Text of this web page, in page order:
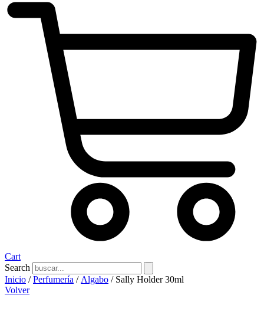
Cart
Search
Inicio /Perfumería / Algabo / Sally Holder 30ml
Volver